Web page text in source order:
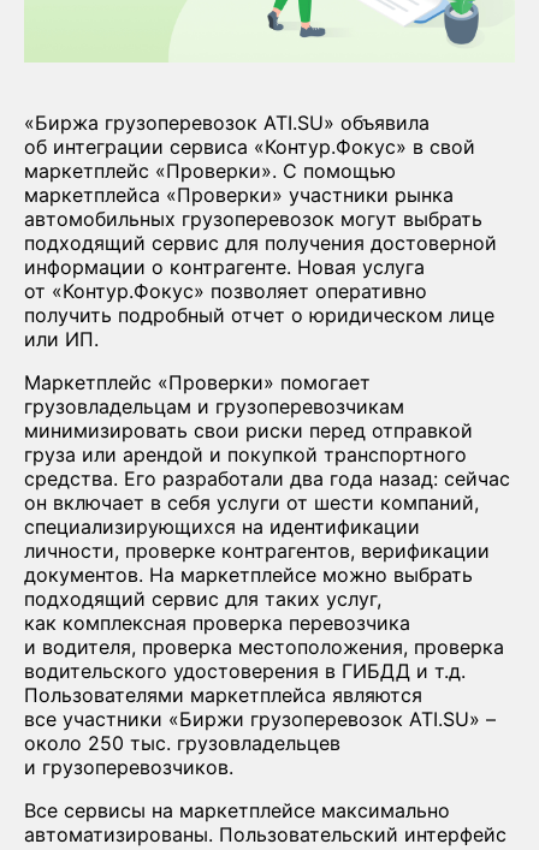
«Биржа грузоперевозок ATI.SU» объявила
об интеграции сервиса «Контур.Фокус» в свой
маркетплейс «Проверки». С помощью
маркетплейса «Проверки» участники рынка
автомобильных грузоперевозок могут выбрать
подходящий сервис для получения достоверной
информации о контрагенте. Новая услуга
от «Контур.Фокус» позволяет оперативно
получить подробный отчет о юридическом лице
или ИП.
Маркетплейс «Проверки» помогает
грузовладельцам и грузоперевозчикам
минимизировать свои риски перед отправкой
груза или арендой и покупкой транспортного
средства. Его разработали два года назад: сейчас
он включает в себя услуги от шести компаний,
специализирующихся на идентификации
личности, проверке контрагентов, верификации
документов. На маркетплейсе можно выбрать
подходящий сервис для таких услуг,
как комплексная проверка перевозчика
и водителя, проверка местоположения, проверка
водительского удостоверения в ГИБДД и т.д.
Пользователями маркетплейса являются
все участники «Биржи грузоперевозок ATI.SU» –
около 250 тыс. грузовладельцев
и грузоперевозчиков.
Все сервисы на маркетплейсе максимально
автоматизированы. Пользовательский интерфейс